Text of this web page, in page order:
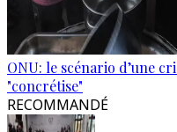
ONU: le scénario d’une
"concrétise"
RECOMMANDÉ